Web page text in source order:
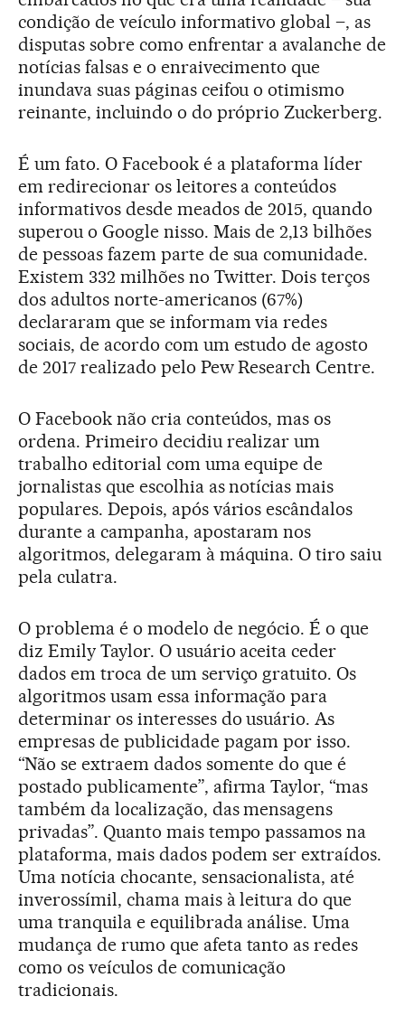
condição de veículo informativo global –, as
disputas sobre como enfrentar a avalanche de
notícias falsas e o enraivecimento que
inundava suas páginas ceifou o otimismo
reinante, incluindo o do próprio Zuckerberg.
É um fato. O Facebook é a plataforma líder
em redirecionar os leitores a conteúdos
informativos desde meados de 2015, quando
superou o Google nisso. Mais de 2,13 bilhões
de pessoas fazem parte de sua comunidade.
Existem 332 milhões no Twitter. Dois terços
dos adultos norte-americanos (67%)
declararam que se informam via redes
sociais, de acordo com um estudo de agosto
de 2017 realizado pelo Pew Research Centre.
O Facebook não cria conteúdos, mas os
ordena. Primeiro decidiu realizar um
trabalho editorial com uma equipe de
jornalistas que escolhia as notícias mais
populares. Depois, após vários escândalos
durante a campanha, apostaram nos
algoritmos, delegaram à máquina. O tiro saiu
pela culatra.
O problema é o modelo de negócio. É o que
diz Emily Taylor. O usuário aceita ceder
dados em troca de um serviço gratuito. Os
algoritmos usam essa informação para
determinar os interesses do usuário. As
empresas de publicidade pagam por isso.
“Não se extraem dados somente do que é
postado publicamente”, afirma Taylor, “mas
também da localização, das mensagens
privadas”. Quanto mais tempo passamos na
plataforma, mais dados podem ser extraídos.
Uma notícia chocante, sensacionalista, até
inverossímil, chama mais à leitura do que
uma tranquila e equilibrada análise. Uma
mudança de rumo que afeta tanto as redes
como os veículos de comunicação
tradicionais.